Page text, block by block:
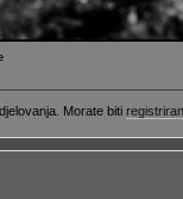
Morate biti